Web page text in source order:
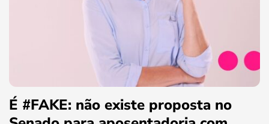
É #FAKE: não existe proposta no